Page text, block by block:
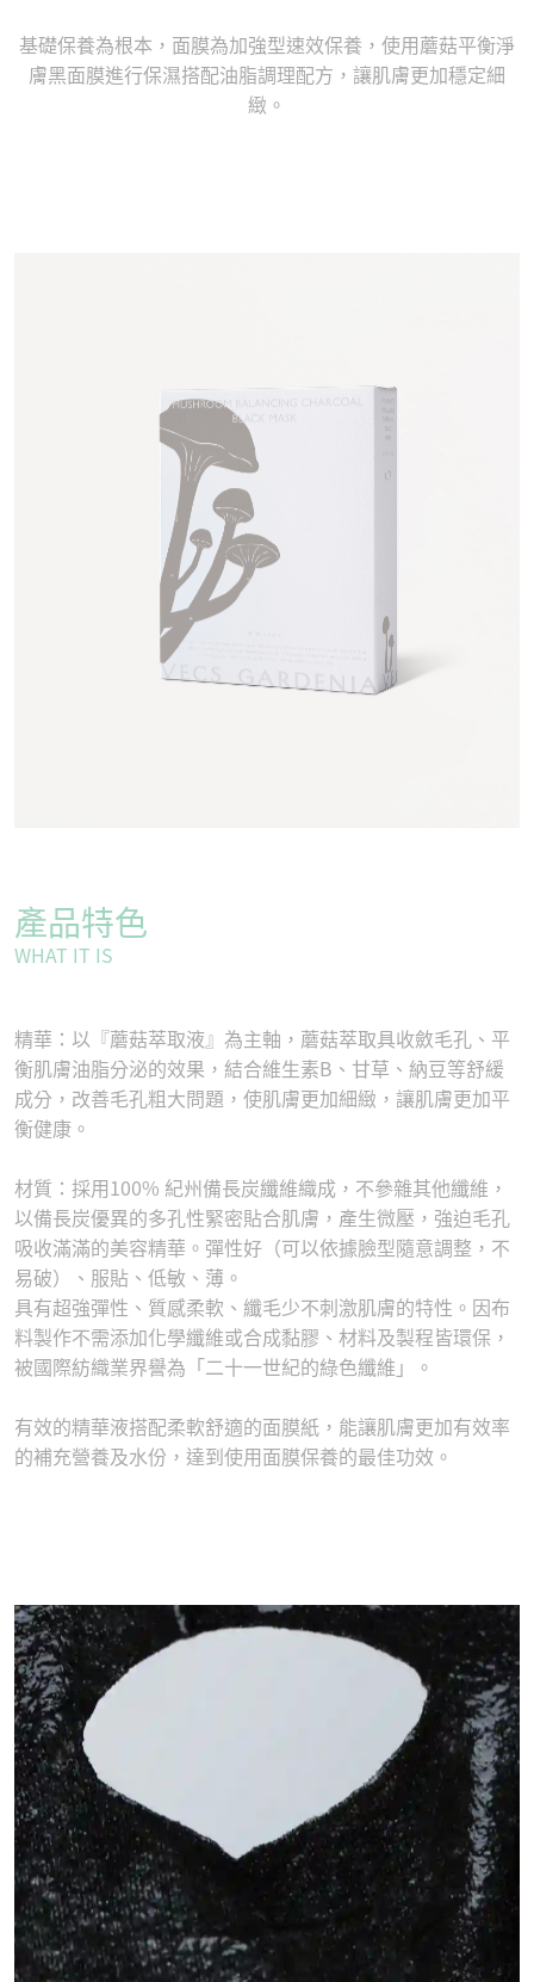
基礎保養為根本，面膜為加強型速效保養，使用蘑菇平衡淨
膚黑面膜進行保濕搭配油脂調理配方，讓肌膚更加穩定細
緻。
產品特色
WHAT IT IS
精華：以『蘑菇萃取液』為主軸，蘑菇萃取具收斂毛孔、平
衡肌膚油脂分泌的效果，結合維生素B、甘草、納豆等舒緩
成分，改善毛孔粗大問題，使肌膚更加細緻，讓肌膚更加平
衡健康。
材質：採用100% 紀州備長炭纖維織成，不參雜其他纖維，
以備長炭優異的多孔性緊密貼合肌膚，產生微壓，強迫毛孔
吸收滿滿的美容精華。彈性好（可以依據臉型隨意調整，不
易破）、服貼、低敏、薄。
具有超強彈性、質感柔軟、纖毛少不刺激肌膚的特性。因布
料製作不需添加化學纖維或合成黏膠、材料及製程皆環保，
被國際紡織業界譽為「二十一世紀的綠色纖維」。
有效的精華液搭配柔軟舒適的面膜紙，能讓肌膚更加有效率
的補充營養及水份，達到使用面膜保養的最佳功效。